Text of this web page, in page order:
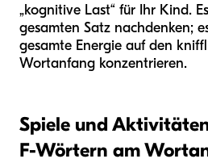
„kognitive Last“ für Ihr Kind.
gesamten Satz nachdenken;
gesamte Energie auf den
Wortanfang konzentrieren.
Spiele und
F-Wörtern am